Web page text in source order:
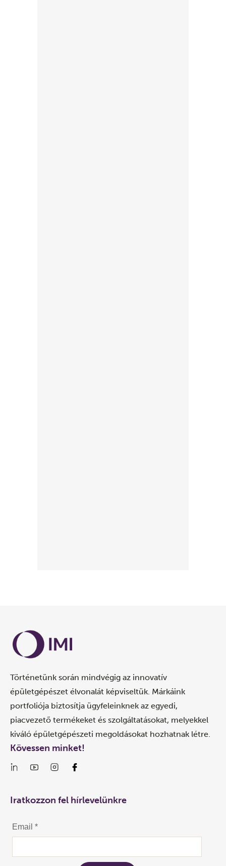
Történetünk során mindvégig az innovatív
épületgépészet élvonalát képviseltük. Márkáink
portfoliója biztosítja ügyfeleinknek az egyedi,
piacvezető termékeket és szolgáltatásokat, melyekkel
kiváló épületgépészeti megoldásokat hozhatnak létre.
Kövessen minket!
Iratkozzon fel hírlevelünkre